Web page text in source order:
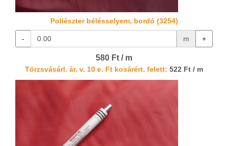
Poliészter bélésselyem, bordó (3254)
- m +
580 Ft / m
Törzsvásárl. ár, v. 10 e. Ft kosárért. felett: 522 Ft / m